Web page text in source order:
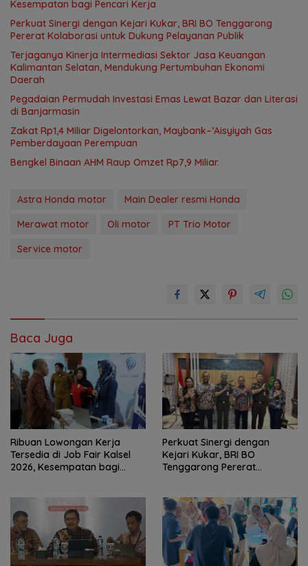
Kesempatan bagi Pencari Kerja
Perkuat Sinergi dengan Kejari Kukar, BRI BO Tenggarong
Pererat Kolaborasi untuk Dukung Pelayanan Publik
Terjaganya Kinerja Intermediasi Sektor Jasa Keuangan
Kalimantan Selatan, Mendukung Pertumbuhan Ekonomi
Daerah
Pegadaian Permudah Investasi Emas Lewat Bazar dan Literasi
di Banjarmasin
Zakat Rp1,4 Miliar Digelontorkan, Maybank–’Aisyiyah Gas
Pemberdayaan Perempuan
Bengkel Binaan AHM Raup Omzet Rp7,9 Miliar.
Astra Honda motor
Main Dealer resmi Honda
Merawat motor
Oli motor
PT Trio Motor
Service motor
Baca Juga
Ribuan Lowongan Kerja
Tersedia di Job Fair Kalsel
2026, Kesempatan bagi
Perkuat Sinergi dengan
Kejari Kukar, BRI BO
Tenggarong Pererat